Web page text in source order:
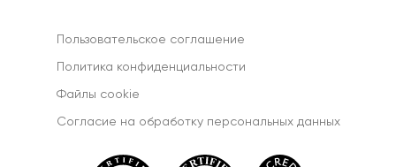
Пользовательское соглашение
Политика конфиденциальности
Файлы cookie
Согласиe на обработку персональных данных